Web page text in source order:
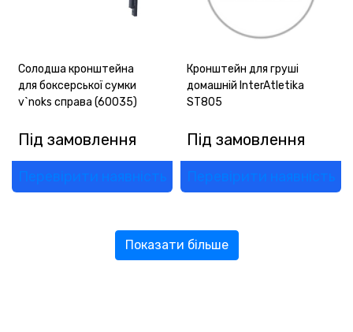
Солодша кронштейна
для боксерської сумки
v`noks справа (60035)
Під замовлення
Перевірити наявність
Кронштейн для груші
домашній InterAtletika
SТ805
Під замовлення
Перевірити наявність
Показати більше